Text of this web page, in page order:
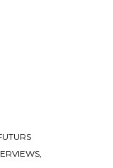
,